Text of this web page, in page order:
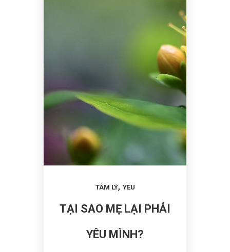
TÂM LÝ, YEU
TẠI SAO MẸ LẠI PHẢI
YÊU MÌNH?